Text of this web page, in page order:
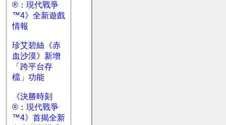
®：現代戰爭
™4》全新遊戲
情報
珍艾碧絲《赤
血沙漠》新增
「跨平台存
檔」功能
《決勝時刻
®：現代戰爭
™4》首揭全新